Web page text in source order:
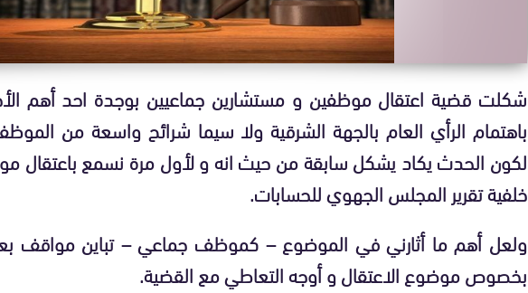
شكلت قضية اعتقال موظفين و مستشارين جماعيين بوجدة احد أهم
باهتمام الرأي العام بالجهة الشرقية ولا سيما شرائح واسعة من
لكون الحدث يكاد يشكل سابقة من حيث انه و لأول مرة نسمع باعتقال
خلفية تقرير المجلس الجهوي للحسابات.
ولعل أهم ما أثارني في الموضوع – كموظف جماعي – تباين مواقف
بخصوص موضوع الاعتقال و أوجه التعاطي مع القضية.